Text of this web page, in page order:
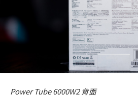
Power Tube 6000W2 背面